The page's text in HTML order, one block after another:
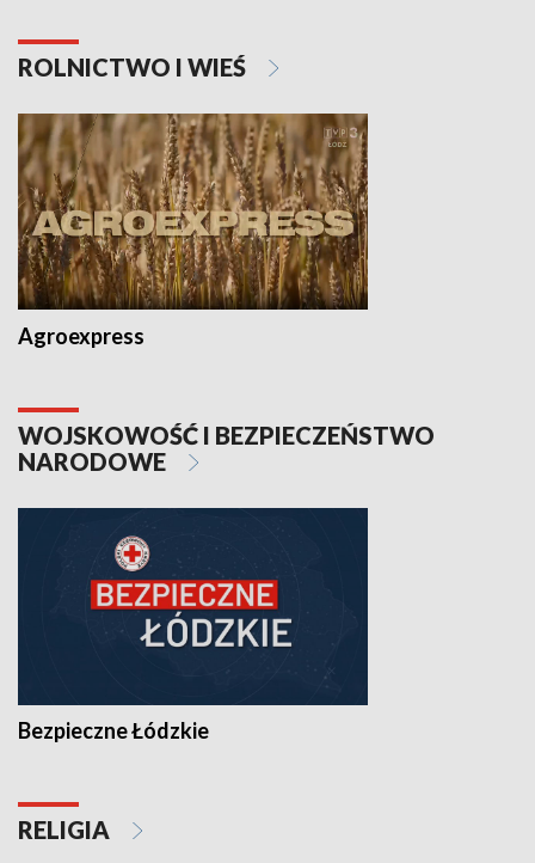
ROLNICTWO I WIEŚ
Agroexpress
WOJSKOWOŚĆ I BEZPIECZEŃSTWO
NARODOWE
Bezpieczne Łódzkie
RELIGIA